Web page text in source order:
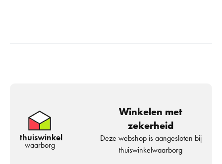
thuiswinkel
waarborg
Winkelen met
zekerheid
Deze webshop is aangesloten bij
thuiswinkelwaarborg